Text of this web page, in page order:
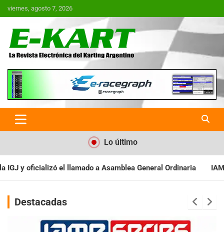
Saltar
al
viernes, agosto 7, 2026
E-Kart.com.ar | La Revista
Electrónica del Karting en
Argentina
Lo último
General Ordinaria IAME SERIES ARGENTINA:
Destacadas